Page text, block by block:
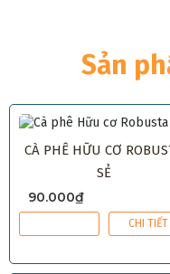
Sản
CÀ PHÊ HỮU CƠ
SẺ
90.000₫
CHI TIẾT